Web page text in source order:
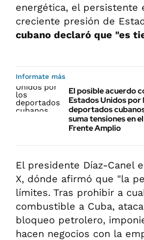
energética, el
creciente presión de
cubano declaró que "es
Informate más
El posible acuerdo
Estados Unidos por
deportados
suma tensiones en el
Frente Amplio
El presidente Díaz-Canel
X, dónde afirmó que "la
límites. Tras prohibir a
combustible a Cuba,
bloqueo petrolero,
hacen negocios con la